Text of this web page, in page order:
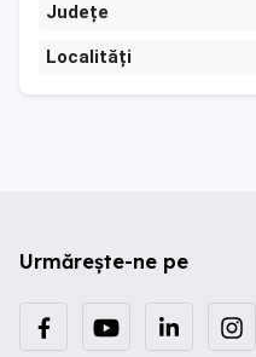
Județe
Localități
Urmărește-ne pe